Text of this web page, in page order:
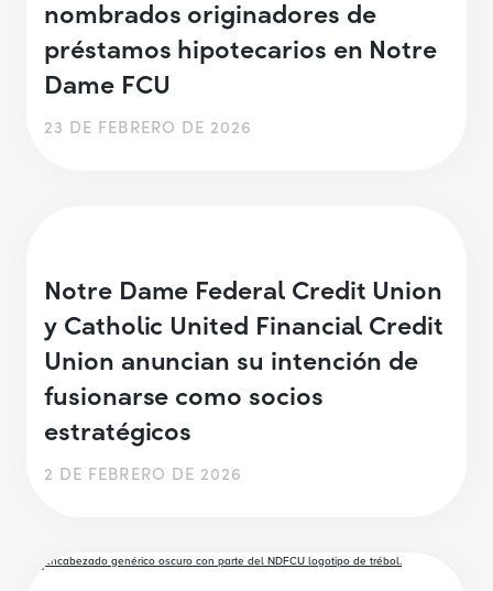
nombrados originadores de
préstamos hipotecarios en Notre
Dame FCU
23 DE FEBRERO DE 2026
Notre Dame Federal Credit Union
y Catholic United Financial Credit
Union anuncian su intención de
fusionarse como socios
estratégicos
2 DE FEBRERO DE 2026